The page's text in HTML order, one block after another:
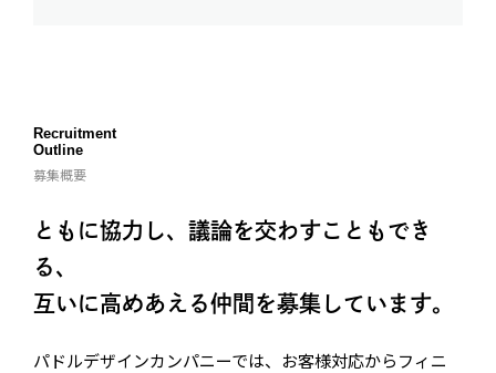
Recruitment
Outline
募集概要
ともに協力し、議論を交わすこともでき
る、
互いに高めあえる仲間を募集しています。
パドルデザインカンパニーでは、お客様対応からフィニ